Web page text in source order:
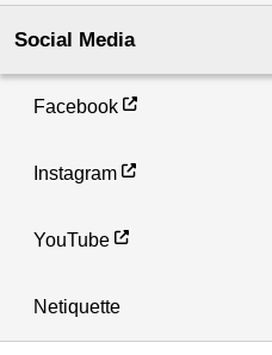
Social Media
Facebook
Instagram
YouTube
Netiquette